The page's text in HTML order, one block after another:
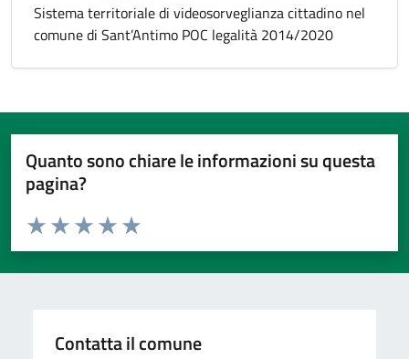
Sistema territoriale di videosorveglianza cittadino nel
comune di Sant’Antimo POC legalità 2014/2020
Quanto sono chiare le informazioni su questa
pagina?
Valuta da 1 a 5 stelle la pagina
Valuta 5 stelle su 5
Valuta 4 stelle su 5
Valuta 3 stelle su 5
Valuta 2 stelle su 5
Valuta 1 stelle su 5
Contatta il comune